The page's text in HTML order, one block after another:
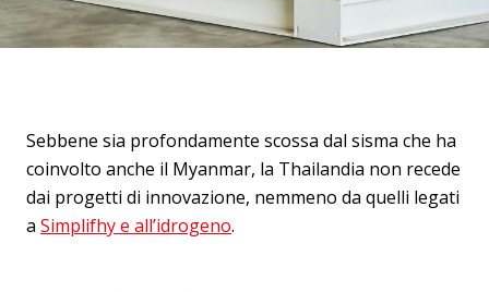
Sebbene sia profondamente scossa dal sisma che ha
coinvolto anche il Myanmar, la Thailandia non recede
dai progetti di innovazione, nemmeno da quelli legati
a Simplifhy e all’idrogeno.